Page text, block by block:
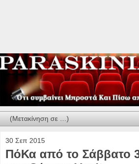
30 Σεπ 2015
ΠόΚα από το Σάββατο